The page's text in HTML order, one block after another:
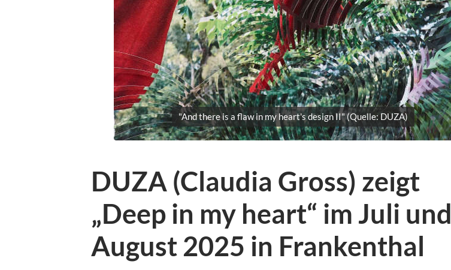
"And there is a flaw in my heart's design II" (Quelle: DUZA)
DUZA (Claudia Gross) zeigt
„Deep in my heart“ im Juli und
August 2025 in Frankenthal